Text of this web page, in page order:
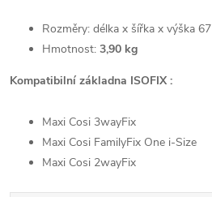
Rozměry: délka x šířka x výška
Hmotnost: 3,90 kg
Kompatibilní základna ISOFIX :
Maxi Cosi 3wayFix
Maxi Cosi FamilyFix One i-Size
Maxi Cosi 2wayFix